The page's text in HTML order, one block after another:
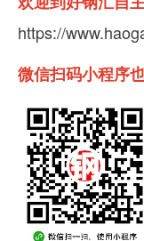
https://
微信扫码小程序